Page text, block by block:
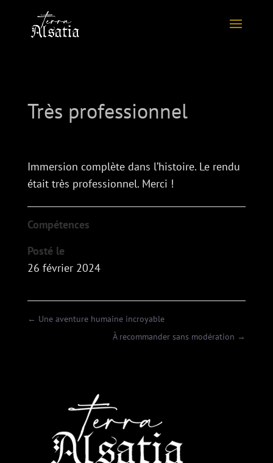
Très professionnel
Immersion complète dans l’histoire. Le rendu
était très professionnel. Merci !
Compétences
Posté le
26 février 2024
← Une aventure humaine incroyable
À recommander sans modération →